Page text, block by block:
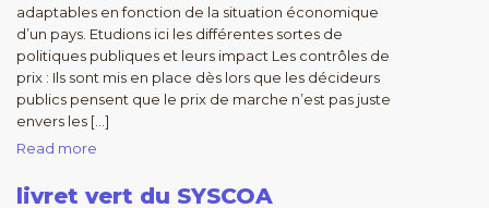
adaptables en fonction de la situation économique
d’un pays. Etudions ici les différentes sortes de
politiques publiques et leurs impact Les contrôles de
prix : Ils sont mis en place dès lors que les décideurs
publics pensent que le prix de marche n’est pas juste
envers les […]
Read more
livret vert du SYSCOA